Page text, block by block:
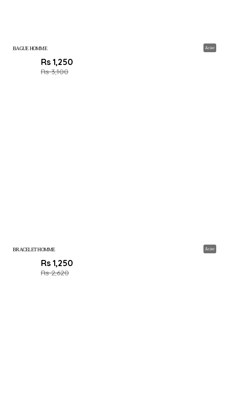
Acier
BAGUE HOMME
Rs 1,250
Rs 3,100
Acier
BRACELET HOMME
Rs 1,250
Rs 2,620